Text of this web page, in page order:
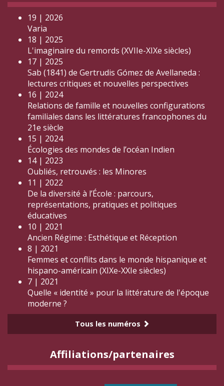
19 | 2026
Varia
18 | 2025
L'imaginaire du remords (XVIIe-XIXe siècles)
17 | 2025
Sab (1841) de Gertrudis Gómez de Avellaneda :
lectures critiques et nouvelles perspectives
16 | 2024
Relations de famille et nouvelles configurations
familiales dans les littératures francophones du
21e siècle
15 | 2024
Écologies des mondes de l’océan Indien
14 | 2023
Oubliés, retrouvés : les Minores
11 | 2022
De la diversité à l’École : parcours,
représentations, pratiques et politiques
éducatives
10 | 2021
Ancien Régime : Esthétique et Réception
8 | 2021
Femmes et conflits dans le monde hispanique et
hispano-américain (XIXe-XXIe siècles)
7 | 2021
Quelle « identité » pour la littérature de l'époque
moderne ?
Tous les numéros
Affiliations/partenaires